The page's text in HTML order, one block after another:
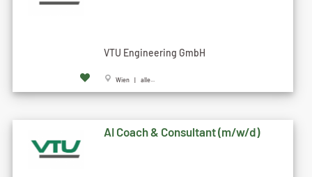
VTU Engineering GmbH
Wien | alle...
AI Coach & Consultant (m/w/d)